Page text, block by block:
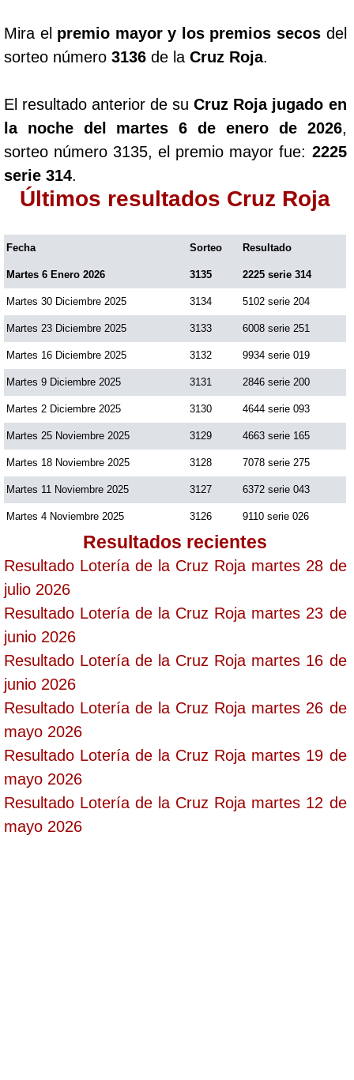
Mira el premio mayor y los premios secosdel
sorteo número 3136 de la Cruz Roja.
El resultado anterior de suCruz Roja jugado en
la noche del martes 6 de enero de 2026,
sorteo número 3135, el premio mayor fue: 2225
serie 314.
Últimos resultados Cruz Roja
Fecha Sorteo Resultado
Martes 6 Enero 2026 3135 2225 serie 314
Martes 30 Diciembre 2025 3134 5102 serie 204
Martes 23 Diciembre 2025 3133 6008 serie 251
Martes 16 Diciembre 2025 3132 9934 serie 019
Martes 9 Diciembre 2025 3131 2846 serie 200
Martes 2 Diciembre 2025 3130 4644 serie 093
Martes 25 Noviembre 2025 3129 4663 serie 165
Martes 18 Noviembre 2025 3128 7078 serie 275
Martes 11 Noviembre 2025 3127 6372 serie 043
Martes 4 Noviembre 2025 3126 9110 serie 026
Resultados recientes
Resultado Lotería de la Cruz Roja martes 28 de
julio 2026
Resultado Lotería de la Cruz Roja martes 23 de
junio 2026
Resultado Lotería de la Cruz Roja martes 16 de
junio 2026
Resultado Lotería de la Cruz Roja martes 26 de
mayo 2026
Resultado Lotería de la Cruz Roja martes 19 de
mayo 2026
Resultado Lotería de la Cruz Roja martes 12 de
mayo 2026